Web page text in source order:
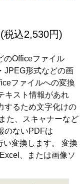
税込2,530円)
のOfficeファイル
JPEG形式などの画
ファイルへの変換
キスト情報があれ
するため文字化けの
た、スキャナーなど
のないPDFは
い変換します。 変換
、または画像ソ